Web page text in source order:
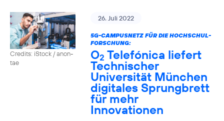
Credits: iStock / anon-
tae
26. Juli 2022
5G-CAMPUSNETZ FÜR DIE HOCHSCHUL-
FORSCHUNG:
O2 Telefónica liefert
Technischer
Universität München
digitales Sprungbrett
für mehr
Innovationen